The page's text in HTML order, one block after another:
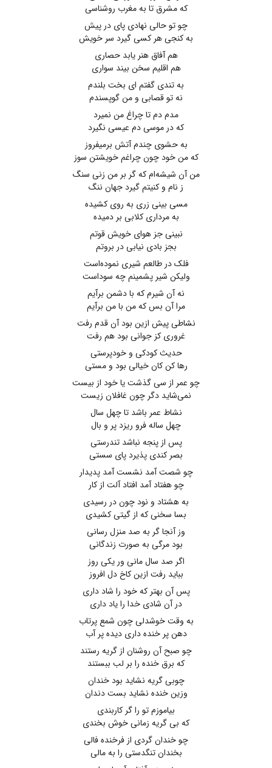
که مشرق تا به مغرب روشناسی
چو تو حالی نهادی پای در پیش
به کنجی هر کسی گیرد سر خویش
هم آفاق هنر یابد حصاری
هم اقلیم سخن بیند سواری
به تندی گفتم ای بخت بلندم
نه تو قصابی و من گوپسندم
مدم دم تا چراغ من نمیرد
که در موسی دم عیسی نگیرد
به حشوی چندم آتش برمیفروز
که من خود چون چراغم خویشتن سوز
من آن شیشه‌ام که گر بر من زنی سنگ
ز نام و کنیتم گیرد جهان ننگ
مسی بینی زری به روی کشیده
به مرداری کلابی بر دمیده
نبینی جز هوای خویش قوتم
بجز بادی نیابی در بروتم
فلک در طالعم شیری نموده‌است
ولیکن شیر پشمینم چه سوداست
نه آن شیرم که با دشمن برآیم
مرا آن بس که من با من برآیم
نشاطی پیش ازین بود آن قدم رفت
غروری کز جوانی بود هم رفت
حدیث کودکی و خودپرستی
رها کن کان خیالی بود و مستی
چو عمر از سی گذشت یا خود از بیست
نمی‌شاید دگر چون غافلان زیست
نشاط عمر باشد تا چهل سال
چهل ساله فرو ریزد پر و بال
پس از پنجه نباشد تندرستی
بصر کندی پذیرد پای سستی
چو شصت آمد نشست آمد پدیدار
چو هفتاد آمد افتاد آلت از کار
به هشتاد و نود چون در رسیدی
بسا سخنی که از گیتی کشیدی
وز آنجا گر به صد منزل رسانی
بود مرگی به صورت زندگانی
اگر صد سال مانی ور یکی روز
بباید رفت ازین کاخ دل افروز
پس آن بهتر که خود را شاد داری
در آن شادی خدا را یاد داری
به وقت خوشدلی چون شمع پرتاب
دهن پر خنده داری دیده پر آب
چو صبح آن روشنان از گریه رستند
که برق خنده را بر لب ببستند
چوبی گریه نشاید بود خندان
وزین خنده نشاید بست دندان
بیاموزم تو را گر کاربندی
که بی گریه زمانی خوش بخندی
چو خندان گردی از فرخنده فالی
بخندان تنگدستی را به مالی